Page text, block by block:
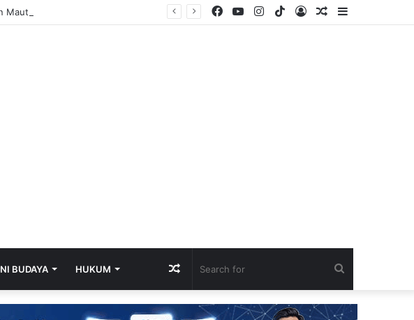
Sudah memudar Sidebar
Random
Log
TikTok
Instagram
YouTube
Facebook
BUDAYA HUKUM
for
Random
Article